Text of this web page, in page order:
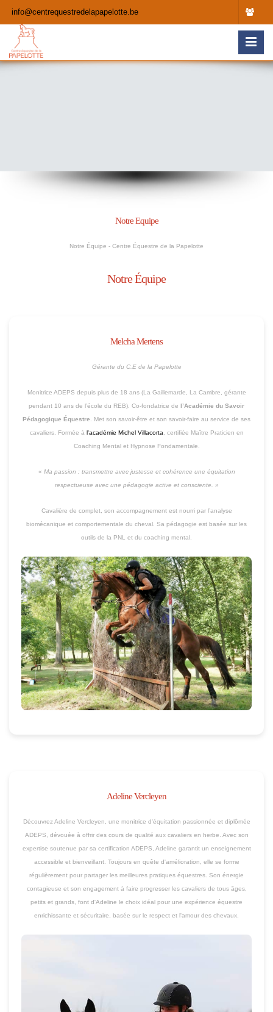
info@centrequestredelapapelotte.be
Notre Equipe
Notre Équipe - Centre Équestre de la Papelotte
Notre Équipe
Melcha Mertens
Gérante du C.E de la Papelotte
Monitrice ADEPS depuis plus de 18 ans (La Gaillemarde, La Cambre, gérante
pendant 10 ans de l’école du REB). Co-fondatrice de l’Académie du Savoir
Pédagogique Équestre . Met son savoir-être et son savoir-faire au service de ses
cavaliers. Formée à l'académie Michel Villacorta , certifiée Maître Praticien en
Coaching Mental et Hypnose Fondamentale.
« Ma passion : transmettre avec justesse et cohérence une équitation
respectueuse avec une pédagogie active et consciente. »
Cavalière de complet, son accompagnement est nourri par l’analyse
biomécanique et comportementale du cheval. Sa pédagogie est basée sur les
outils de la PNL et du coaching mental.
Adeline Vercleyen
Découvrez Adeline Vercleyen, une monitrice d'équitation passionnée et diplômée
ADEPS, dévouée à offrir des cours de qualité aux cavaliers en herbe. Avec son
expertise soutenue par sa certification ADEPS, Adeline garantit un enseignement
accessible et bienveillant. Toujours en quête d'amélioration, elle se forme
régulièrement pour partager les meilleures pratiques équestres. Son énergie
contagieuse et son engagement à faire progresser les cavaliers de tous âges,
petits et grands, font d'Adeline le choix idéal pour une expérience équestre
enrichissante et sécuritaire, basée sur le respect et l'amour des chevaux.